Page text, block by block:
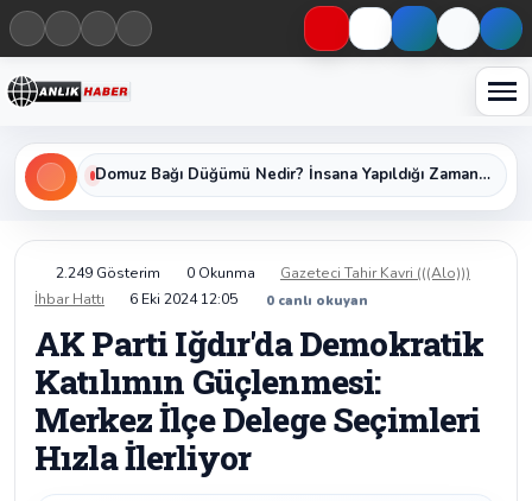
Haberleri keşfet
Domuz Bağı Düğümü Nedir? İnsana Yapıldığı Zaman Yavaş Yavaş Öldüren Ölümcül Düğümün Kan Donduran Gerçekleri
2.249 Gösterim 0 Okunma
Gazeteci Tahir Kavri (((Alo)))
İhbar Hattı
6 Eki 2024 12:05 0 canlı okuyan
AK Parti Iğdır'da Demokratik
Katılımın Güçlenmesi:
Merkez İlçe Delege Seçimleri
Hızla İlerliyor